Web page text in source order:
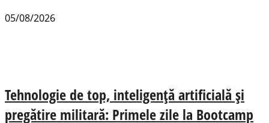
05/08/2026
Tehnologie de top, inteligență artificială și
pregătire militară: Primele zile la Bootcamp